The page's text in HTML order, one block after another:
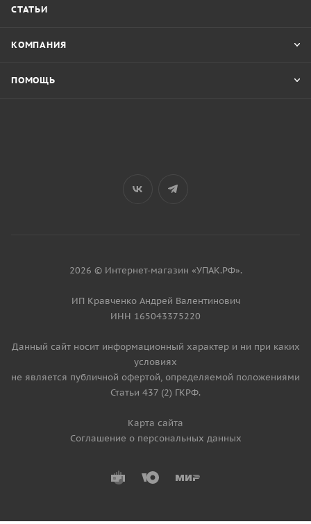
СТАТЬИ
КОМПАНИЯ
ПОМОЩЬ
2026 © Интернет-магазин «УПАК.РФ».
ИП Кравченко Андрей Валентинович
ИНН 165043375220
Данный сайт носит информационный характер и ни при каких
условиях
не является публичной офертой, определяемой положениями
Статьи 437 (2) ГКРФ.
Карта сайта
Соглашение о персональных данных